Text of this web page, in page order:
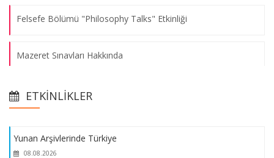
Felsefe Bölümü "Philosophy Talks" Etkinliği
Mazeret Sınavları Hakkında
Matematik Bölümü Öğretim Üyemizin ve Öğrencilerinin
Başarısı
Alman Dili ve Edebiyatı Bölümü ile Avusturya Kültür Ofisi
ETKINLIKLER
08.08.2026
Yunan Arşivlerinde Türkiye
08.08.2026